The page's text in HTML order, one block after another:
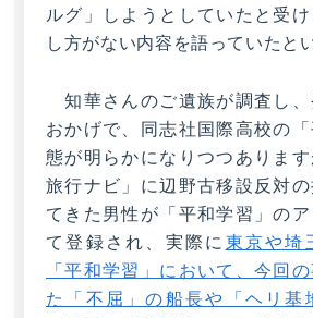
ルグ」しようとしていたと受
し方がない内容を語っていたと
知華さんのご遺族が調査し
おかげで、同志社国際高校の
態が明らかになりつつありま
旅行ナビ」に辺野古移設反対
てきた男性が「平和学習」の
て登録され、実際に東京や埼
「平和学習」において、今回
た「不屈」の船長や「ヘリ基